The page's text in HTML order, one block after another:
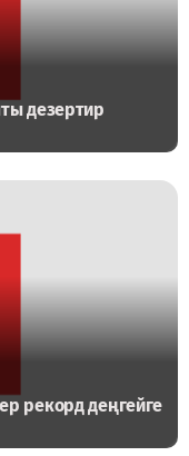
дезертир
рекорд деңгейге